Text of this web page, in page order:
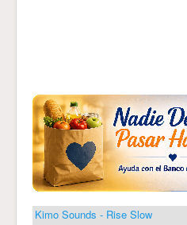
Kimo Sounds - Rise Slow